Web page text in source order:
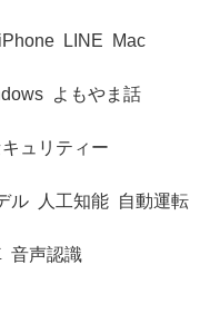
iPhone LINE Mac
よもやま話
ュリティー
ル 人工知能 自動運転
音声認識